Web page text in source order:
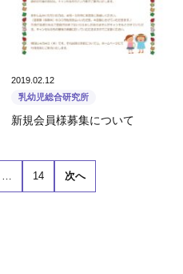
2019.02.12
乳幼児総合研究所
新規会員様募集について
… 14 次へ